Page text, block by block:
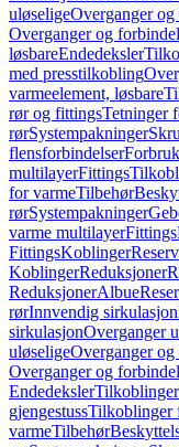
uløseligeOverganger og
Overganger og
løsbareEndedeksler
med presstilkobling
varmeelement, løsbare
rør og fittingsTetninger
rørSystempakninger
flensforbindelser
multilayerFittings
for varmeTilbehør
rørSystempakninger
varme multilayerFittings
FittingsKoblinger
KoblingerReduksjoner
ReduksjonerAlbue
rørInnvendig sirkulasjon
sirkulasjonOverganger
uløseligeOverganger og
Overganger og
EndedekslerTilkoblinger
gjengestussTilkoblinger
varmeTilbehør